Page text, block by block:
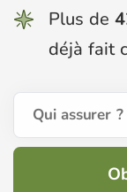
Plus de
déjà fait
Qui assurer ?